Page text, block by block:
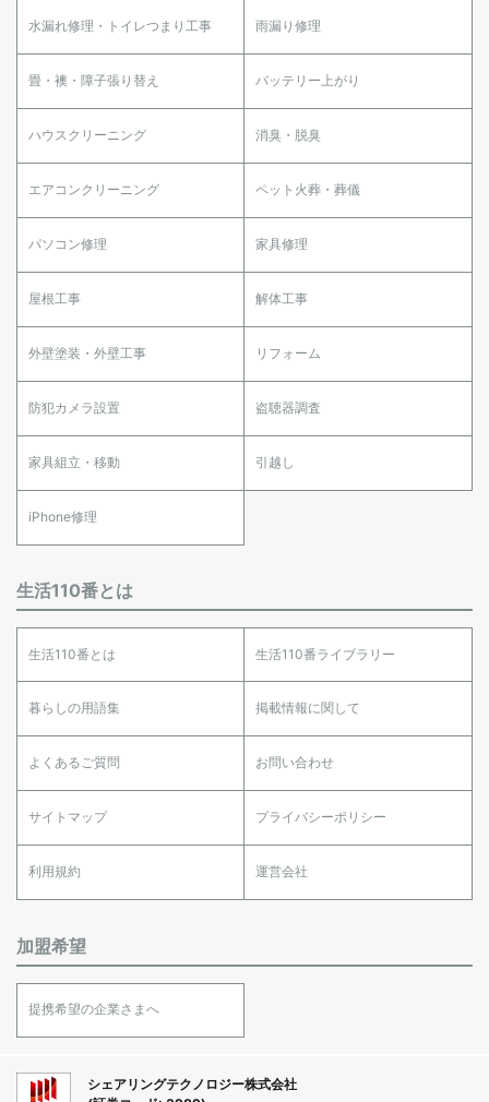
水漏れ修理・トイレつまり工事 雨漏り修理
畳・襖・障子張り替え バッテリー上がり
ハウスクリーニング 消臭・脱臭
エアコンクリーニング ペット火葬・葬儀
パソコン修理 家具修理
屋根工事 解体工事
外壁塗装・外壁工事 リフォーム
防犯カメラ設置 盗聴器調査
家具組立・移動 引越し
iPhone修理
生活110番とは
生活110番とは 生活110番ライブラリー
暮らしの用語集 掲載情報に関して
よくあるご質問 お問い合わせ
サイトマップ プライバシーポリシー
利用規約 運営会社
加盟希望
提携希望の企業さまへ
シェアリングテクノロジー株式会社